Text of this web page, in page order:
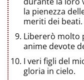
la pienezza
meriti dei beati.
Libererò molto
anime devote
I veri figli del
gloria in cielo.